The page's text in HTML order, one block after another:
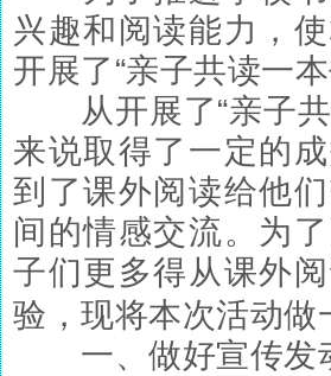
兴趣和阅读能力，
开展了“亲子共读一本
从开展了“亲子共
来说取得了一定的
到了课外阅读给他
间的情感交流。为
子们更多得从课外
验，现将本次活动做
一、做好宣传发